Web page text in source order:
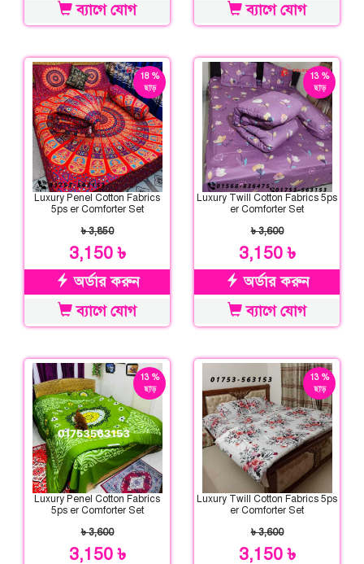
ব্যাগে যোগ
ব্যাগে যোগ
18 %
ছাড়
Luxury Penel Cotton Fabrics
5ps er Comforter Set
৳ 3,850
3,150 ৳
অর্ডার করুন
ব্যাগে যোগ
13 %
ছাড়
Luxury Twill Cotton Fabrics 5ps
er Comforter Set
৳ 3,600
3,150 ৳
অর্ডার করুন
ব্যাগে যোগ
13 %
ছাড়
Luxury Penel Cotton Fabrics
5ps er Comforter Set
৳ 3,600
3,150 ৳
13 %
ছাড়
Luxury Twill Cotton Fabrics 5ps
er Comforter Set
৳ 3,600
3,150 ৳